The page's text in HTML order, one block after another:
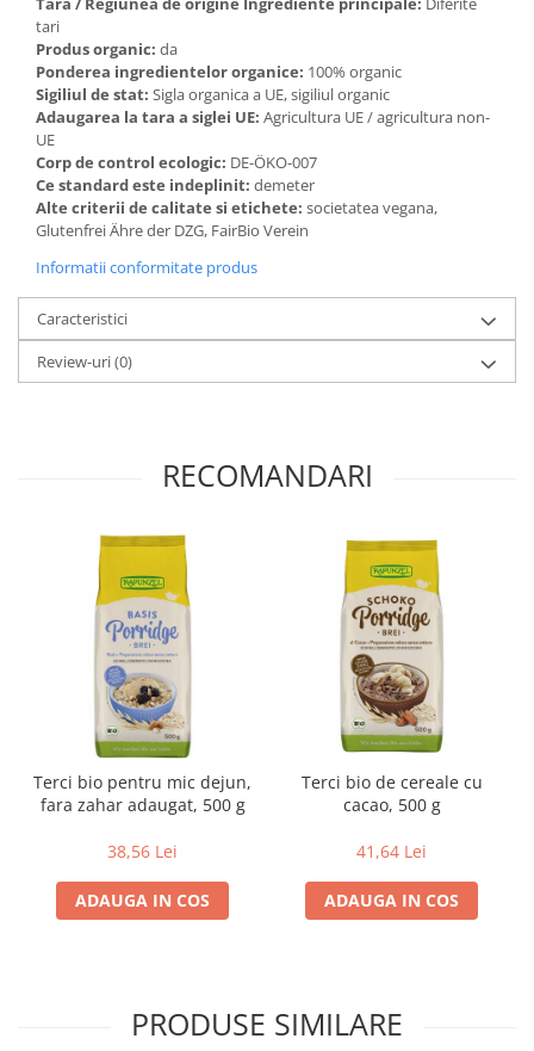
Lapte bio si bauturi vegetale
Sirop bio
Sucuri din fructe si legume bio
Superalimente
Pudre proteice bio
Superalimente bio
Uleiuri, grasimi si otet
Grasimi bio
Otet bio
Ulei bio
Ulei de masline bio
Uleiuri esentiale alimentare bio
tari
Produs organic: da
Ponderea ingredientelor organice: 100% organic
Sigiliul de stat: Sigla organica a UE, sigiliul organic
Adaugarea la tara a siglei UE: Agricultura UE / agricultura non-
UE
Corp de control ecologic: DE-ÖKO-007
Ce standard este indeplinit: demeter
Alte criterii de calitate si etichete: societatea vegana,
Glutenfrei Ähre der DZG, FairBio Verein
Informatii conformitate produs
Caracteristici
Review-uri(0)
RECOMANDARI
Terci bio pentru mic dejun,
fara zahar adaugat, 500 g
38,56 Lei
ADAUGA IN COS
Terci bio de cereale cu
cacao, 500 g
41,64 Lei
ADAUGA IN COS
PRODUSE SIMILARE